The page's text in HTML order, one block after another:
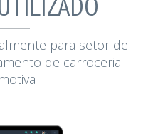
para setor de
de carroceria